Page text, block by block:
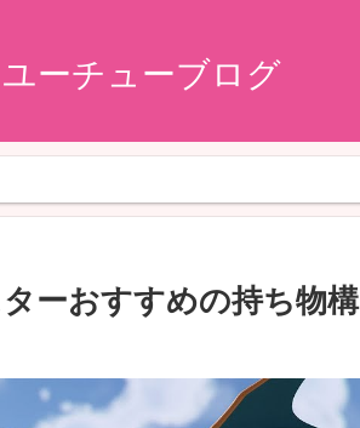
ユーチューブログ
ーおすすめの持ち物構